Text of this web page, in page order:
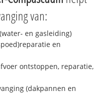
van:
en gasleiding)
en
ontstoppen, reparatie,
(dakpannen en